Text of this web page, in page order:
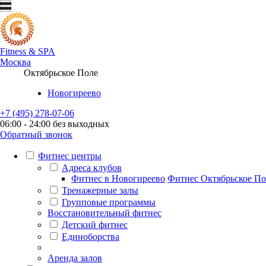
Fitness & SPA
Москва
Октябрьское Поле
Новогиреево
+7 (495) 278-07-06
06:00 - 24:00 без выходных
Обратный звонок
Фитнес центры
Адреса клубов
Фитнес в Новогиреево Фитнес Октябрьское
Тренажерные залы
Групповые программы
Восстановительный фитнес
Детский фитнес
Единоборства
Аренда залов